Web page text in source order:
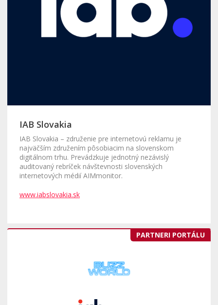
IAB Slovakia
IAB Slovakia – združenie pre internetovú reklamu je
najväčším združením pôsobiacim na slovenskom
digitálnom trhu. Prevádzkuje jednotný nezávislý
auditovaný rebríček návštevnosti slovenských
internetových médií AIMmonitor.
www.iabslovakia.sk
PARTNERI PORTÁLU